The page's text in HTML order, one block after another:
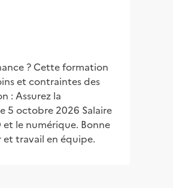
? Cette formation
et contraintes des
: Assurez la
5 octobre 2026 Salaire
et le numérique. Bonne
et travail en équipe.